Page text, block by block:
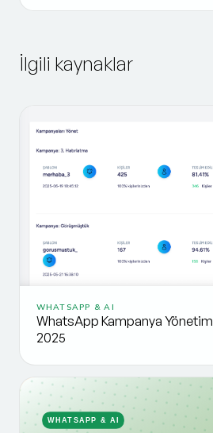
İlgili kaynaklar
WHATSAPP & AI
WhatsApp Kampanya
2025
WHATSAPP & AI